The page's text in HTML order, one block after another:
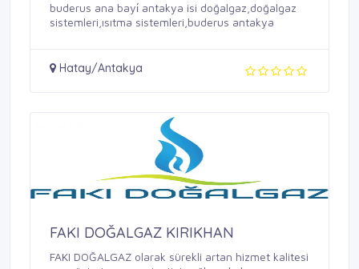
buderus ana bayi̇ antakya isi doğalgaz,doğalgaz
sistemleri,ısıtma sistemleri,buderus antakya
Hatay/Antakya
FAKI DOĞALGAZ KIRIKHAN
FAKI DOĞALGAZ olarak sürekli artan hizmet kalitesi